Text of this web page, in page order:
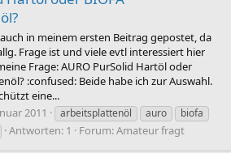
in meinem ersten Beitrag gepostet, da
Frage ist und viele evtl interessiert hier
Frage: AURO PurSolid Hartöl oder
:confused: Beide habe ich zur Auswahl.
eine...
2011 arbeitsplattenöl auro
biofa
Antworten: 1 Forum:Amateur fragt